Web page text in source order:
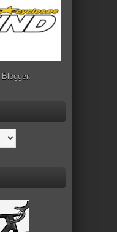
Blogger.